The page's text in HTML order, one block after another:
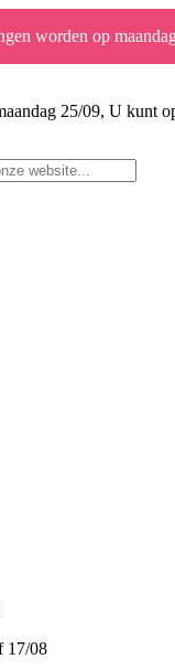
worden op
25/09, U kunt
17/08